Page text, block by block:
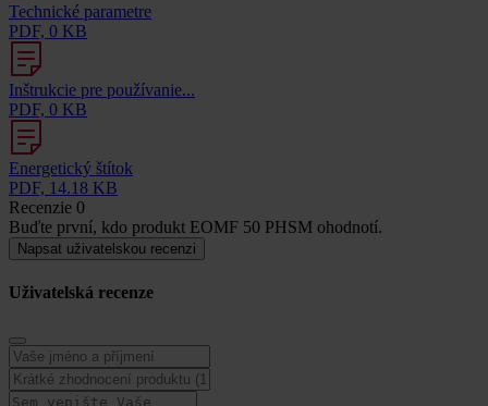
Technické parametre
PDF, 0 KB
Inštrukcie pre používanie...
PDF, 0 KB
Energetický štítok
PDF, 14.18 KB
Recenzie 0
Buďte první, kdo produkt EOMF 50 PHSM ohodnotí.
Napsat uživatelskou recenzi
Uživatelská recenze